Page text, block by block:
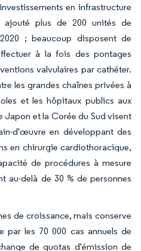
en infrastructure
plus de 200 unités de
; beaucoup disposent de
à la fois des pontages
valvulaires par cathéter.
les grandes chaînes privées à
et les hôpitaux publics aux
Japon et la Corée du Sud visent
d'œuvre en développant des
en chirurgie cardiothoracique,
de procédures à mesure
au-delà de 30 % de personnes
de croissance, mais conserve
par les 70 000 cas annuels de
de quotas d'émission de